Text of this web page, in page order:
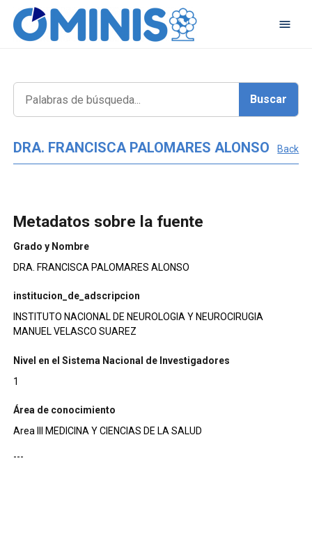
DRA. FRANCISCA PALOMARES ALONSO Back
Metadatos sobre la fuente
Grado y Nombre
DRA. FRANCISCA PALOMARES ALONSO
institucion_de_adscripcion
INSTITUTO NACIONAL DE NEUROLOGIA Y NEUROCIRUGIA
MANUEL VELASCO SUAREZ
Nivel en el Sistema Nacional de Investigadores
1
Área de conocimiento
Area III MEDICINA Y CIENCIAS DE LA SALUD
---